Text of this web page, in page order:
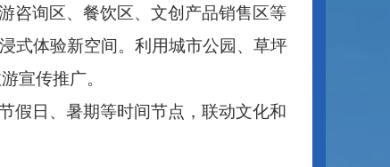
咨询区、餐饮区、文创产品销售区等
式体验新空间。利用城市公园、草坪
宣传推广。
假日、暑期等时间节点，联动文化和